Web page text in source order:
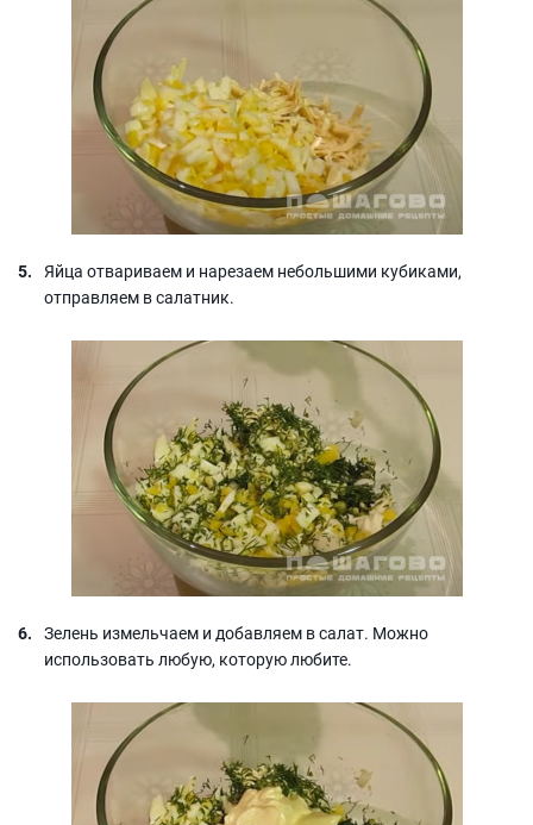
Яйца отвариваем и нарезаем небольшими кубиками,
отправляем в салатник.
Зелень измельчаем и добавляем в салат. Можно
использовать любую, которую любите.